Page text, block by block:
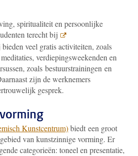
spiritualiteit en persoonlijke
terecht bij
veel gratis activiteiten, zoals
verdiepingsweekenden en
zoals bestuurstrainingen en
zijn de werknemers
gesprek.
Kunstcentrum)biedt een groot
van kunstzinnige vorming. Er
categorieën: toneel en presentatie,